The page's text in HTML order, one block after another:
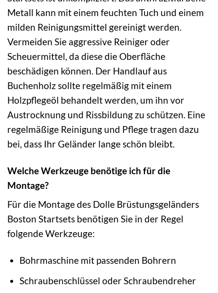
Metall kann mit einem feuchten Tuch und einem
milden Reinigungsmittel gereinigt werden.
Vermeiden Sie aggressive Reiniger oder
Scheuermittel, da diese die Oberfläche
beschädigen können. Der Handlauf aus
Buchenholz sollte regelmäßig mit einem
Holzpflegeöl behandelt werden, um ihn vor
Austrocknung und Rissbildung zu schützen. Eine
regelmäßige Reinigung und Pflege tragen dazu
bei, dass Ihr Geländer lange schön bleibt.
Welche Werkzeuge benötige ich für die
Montage?
Für die Montage des Dolle Brüstungsgeländers
Boston Startsets benötigen Sie in der Regel
folgende Werkzeuge:
Bohrmaschine mit passenden Bohrern
Schraubenschlüssel oder Schraubendreher